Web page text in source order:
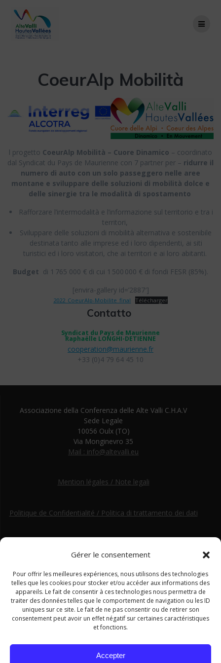
Gérer le consentement
Pour offrir les meilleures expériences, nous utilisons des technologies
telles que les cookies pour stocker et/ou accéder aux informations des
appareils. Le fait de consentir à ces technologies nous permettra de
traiter des données telles que le comportement de navigation ou les ID
uniques sur ce site. Le fait de ne pas consentir ou de retirer son
consentement peut avoir un effet négatif sur certaines caractéristiques
et fonctions.
Accepter
CoeurAlp Mobilità
l progetto CoeurAlp Mobilità – Cuore Dinamico – coordinato
dal Syndicat du Pays de Maurienne con 7 partner per – ridurre il
numero di auto con un solo passeggero nelle aree
montane e sviluppare delle soluzioni di mobilità dolce e
delle sinergie tra le modalità di spostamento
Rafforzare l’intermodalità e l’informazione sul territorio e tra i
territori,
Sviluppare delle soluzioni di mobilità alternativa e sostenibile
destinata tanto alle imprese ed i loro dipendenti, ai siti
turistici ed i loro visitatori, che ai territori e ai loro abitanti.
Budget di 1 765 000 € di cui 1 500 000 € di fondi FESR (85%).
[envira-gallery id=’2887′]
2022_CoeurAlp-Mobilite_final Télécharger
Contatto
Syndicat du Pays de Maurienne
Raphaëlle LONGHI-DETIENNE
cooperation@maurienne.fr
+33 (0)4 79 64 45 10
Associazione della Conferenza delle Alte Valli C.H.A.V
Sede Legale
10056 Oulx (TO)
Via Monginevro 35
Mail : info@altevalli.eu
Mention légales / Note legali
Politique de Confidentialité / Politica di trattamento dei dati